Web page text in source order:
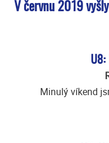
V červnu 2019
U8:
Minulý víkend